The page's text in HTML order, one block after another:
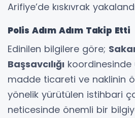
Arifiye’de kıskıvrak
Polis Adım Adım Takip Etti
Edinilen bilgilere göre;
Başsavcılığı koordinesinde
madde ticareti ve naklinin
yönelik yürütülen istihbari
neticesinde önemli bir